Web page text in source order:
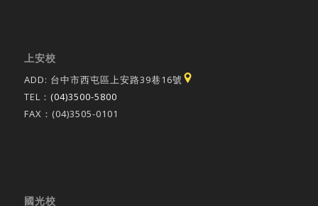
上安校
ADD: 台中市西屯區上安路39巷16號
TEL： (04)3500-5800
FAX：(04)3505-0101
國光校